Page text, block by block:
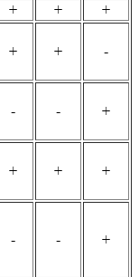
+ +
+
+ + -
- - +
+ + +
- - +